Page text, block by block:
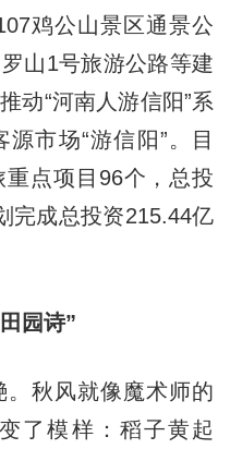
鸡公山景区通景公
山1号旅游公路等建
动“河南人游信阳”系
市场“游信阳”。目
点项目96个，总投
完成总投资215.44亿
园诗”
秋风就像魔术师的
了模样：稻子黄起